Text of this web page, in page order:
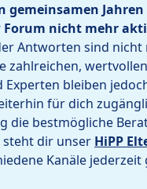
gemeinsamen
Forum nicht mehr
Antworten sind nicht
zahlreichen,
Experten bleiben
für dich
die bestmögliche
dir unser HiPP
Kanäle jederzeit